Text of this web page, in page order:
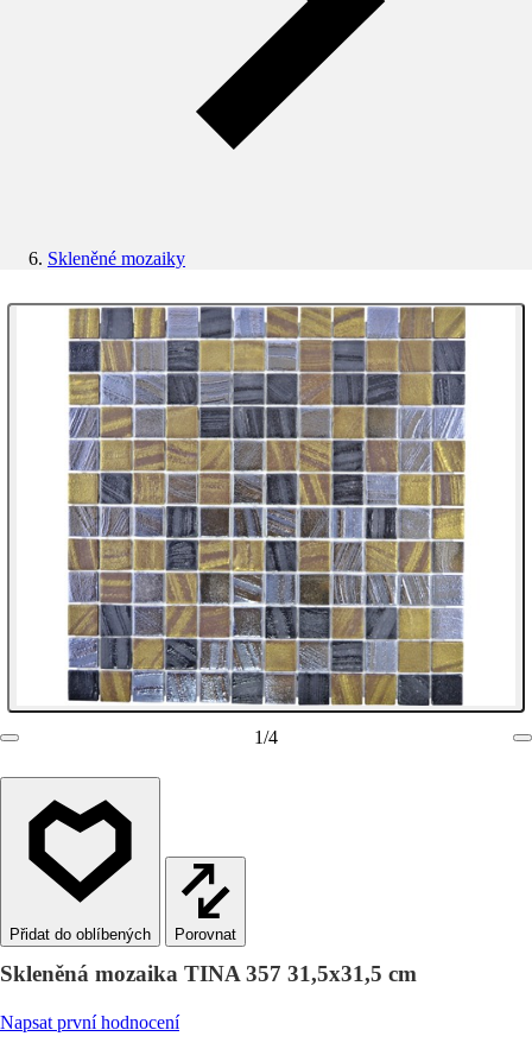
Skleněné mozaiky
1/4
Porovnat
Skleněná mozaika TINA 357 31,5x31,5 cm
Napsat první hodnocení